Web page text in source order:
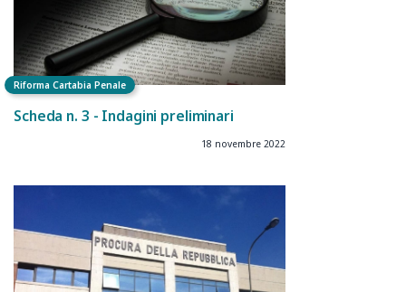
Riforma Cartabia Penale
Scheda n. 3 - Indagini preliminari
18 novembre 2022